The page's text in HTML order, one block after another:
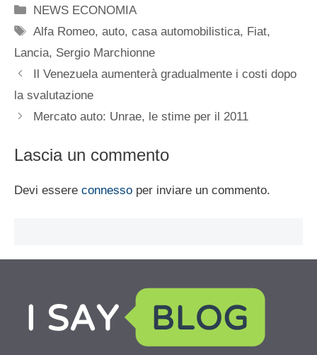
Categorie
NEWS ECONOMIA
Tag
Alfa Romeo,auto,casa automobilistica, Fiat,
Lancia, Sergio Marchionne
Il Venezuela aumenterà gradualmente i costi dopo
la svalutazione
Mercato auto: Unrae, le stime per il 2011
Lascia un commento
Devi essere connesso per inviare un commento.